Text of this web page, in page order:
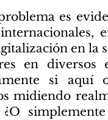
es
en la
en
si aquí
midiendo